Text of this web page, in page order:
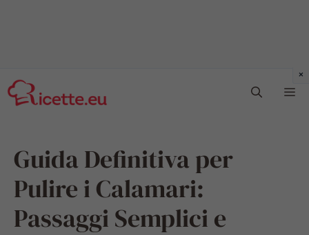
al
contenuto
Guida Definitiva per
Pulire i Calamari:
Passaggi Semplici e